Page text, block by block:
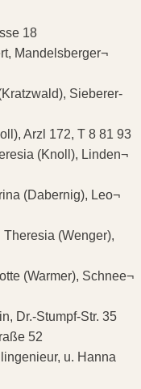
18
Mandelsberger¬
Sieberer-
Arzl 172, T 8 81 93
(Knoll), Linden¬
(Dabernig), Leo¬
(Wenger),
(Warmer), Schnee¬
Dr.-Stumpf-Str. 35
52
u. Hanna